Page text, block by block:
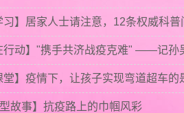
习】居家人士请注意，12条权威科普
型故事】抗疫路上的巾帼风彩